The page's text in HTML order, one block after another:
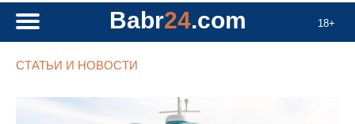
18+
Babr24.com
СТАТЬИ И НОВОСТИ